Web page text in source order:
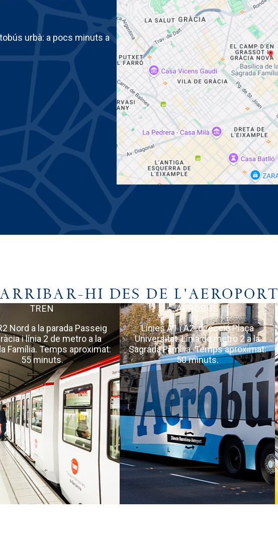
urbà: a pocs minuts a
HI DES DE L'AEROPORT
TREN
Nord a la parada Passeig
i línia 2 de metro a la
Família. Temps aproximat:
55 minuts.
AEROBÚS
Línies A1 i A2: direcció Plaça
Universitat. Línia de metro 2 a la
Sagrada Família. Temps aproximat:
50 minuts.